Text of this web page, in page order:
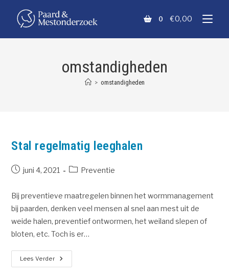
0 €0,00
omstandigheden
> omstandigheden
Stal regelmatig leeghalen
juni 4, 2021 Preventie
Bij preventieve maatregelen binnen het wormmanagement
bij paarden, denken veel mensen al snel aan mest uit de
weide halen, preventief ontwormen, het weiland slepen of
bloten, etc. Toch is er…
Lees Verder